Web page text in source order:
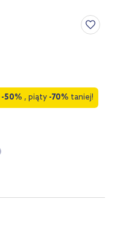
-50% , piąty -70% taniej!